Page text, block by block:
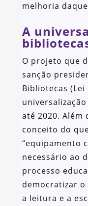
melhoria
A
O projeto que
sanção
Bibliotecas (Lei
até 2020. Além
conceito do
“equipamento
necessário ao
processo
democratizar
a leitura e a